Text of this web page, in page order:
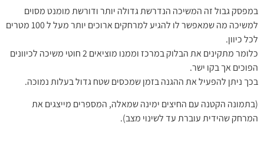
במפסק גבול זה המשיכה הנדרשת גדולה יותר ודורשת מומנט מסוים
למשיכה מה שמאפשר לו להגיע למרחקים ארוכים יותר מעל ל 100 מטרים
לכל כיוון.
כלומר מתקינים את הבלוק במרכז וממנו מוציאים 2 חוטי משיכה לכיוונים
הפוכים אך בקו ישר.
בכך ניתן להפעיל את ההגנה בזמן שמכסים שטח גדול בעלות נמוכה.
(בתמונה הקטנה עם החיצים ימינה שמאלה, המספרים מייצגים את
המרחק שהידית עוברת עד לשינוי מצב).